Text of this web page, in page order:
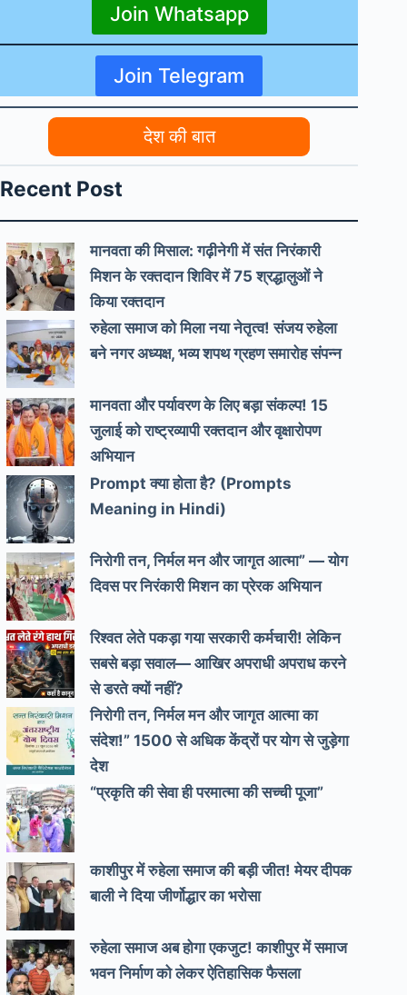
Join Whatsapp
Join Telegram
देश की बात
Recent Post
मानवता की मिसाल: गढ़ीनेगी में संत निरंकारी
मिशन के रक्तदान शिविर में 75 श्रद्धालुओं ने
किया रक्तदान
रुहेला समाज को मिला नया नेतृत्व! संजय रुहेला
बने नगर अध्यक्ष, भव्य शपथ ग्रहण समारोह संपन्न
मानवता और पर्यावरण के लिए बड़ा संकल्प! 15
जुलाई को राष्ट्रव्यापी रक्तदान और वृक्षारोपण
अभियान
Prompt क्या होता है? (Prompts
Meaning in Hindi)
निरोगी तन, निर्मल मन और जागृत आत्मा” — योग
दिवस पर निरंकारी मिशन का प्रेरक अभियान
रिश्वत लेते पकड़ा गया सरकारी कर्मचारी! लेकिन
सबसे बड़ा सवाल— आखिर अपराधी अपराध करने
से डरते क्यों नहीं?
निरोगी तन, निर्मल मन और जागृत आत्मा का
संदेश!” 1500 से अधिक केंद्रों पर योग से जुड़ेगा
देश
“प्रकृति की सेवा ही परमात्मा की सच्ची पूजा”
काशीपुर में रुहेला समाज की बड़ी जीत! मेयर दीपक
बाली ने दिया जीर्णोद्धार का भरोसा
रुहेला समाज अब होगा एकजुट! काशीपुर में समाज
भवन निर्माण को लेकर ऐतिहासिक फैसला